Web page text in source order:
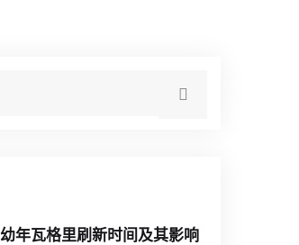
幼年瓦格里刷新时间及其影响